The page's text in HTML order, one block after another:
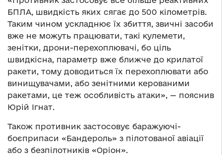
БПЛА, швидкість яких сягає до 500 кілометрів.
Таким чином ускладнює їх збиття, звичні засоби
вже не можуть працювати, такі кулемети,
зенітки, дрони-перехоплювачі, бо ціль
швидкісна, параметр вже ближче до крилатої
ракети, тому доводиться їх перехоплювати або
винищувачами, або зенітними керованими
ракетами, це теж особливість атаки», — пояснив
Юрій Ігнат.
Також противник застосовує баражуючі-
боєприпаси «Бандероль» з пілотованої авіації
або з безпілотників «Оріон».